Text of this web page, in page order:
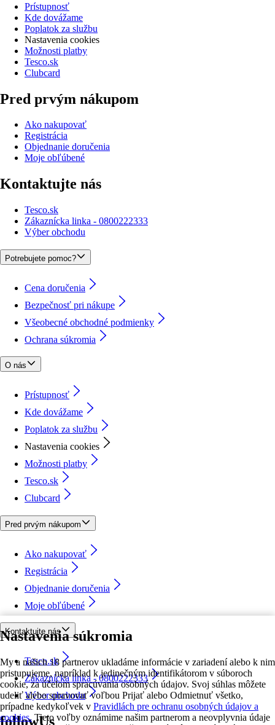
Nastavenia súkromia
My a našich 18 partnerov ukladáme informácie v zariadení alebo k nim
pristupujeme, napríklad k jedinečným identifikátorom v súboroch
cookie, za účelom spracúvania osobných údajov. Svoj súhlas môžete
udeliť alebo spravovať voľbou Prijať alebo Odmietnuť všetko,
prípadne kedykoľvek v Pravidlách pre ochranu osobných údajov a
cookies. Tieto voľby oznámime našim partnerom a neovplyvnia údaje
Prístupnosť
Kde dovážame
Poplatok za službu
Nastavenia cookies
Možnosti platby
Tesco.sk
Clubcard
Pred prvým nákupom
Ako nakupovať
Registrácia
Objednanie doručenia
Moje obľúbené
Kontaktujte nás
Tesco.sk
Zákaznícka linka - 0800222333
Výber obchodu
Potrebujete pomoc?
Cena doručenia
Bezpečnosť pri nákupe
Všeobecné obchodné podmienky
Ochrana súkromia
O nás
Prístupnosť
Kde dovážame
Poplatok za službu
Nastavenia cookies
Možnosti platby
Tesco.sk
Clubcard
Pred prvým nákupom
Ako nakupovať
Registrácia
Objednanie doručenia
Moje obľúbené
Kontaktujte nás
Tesco.sk
Zákaznícka linka - 0800222333
Výber obchodu
followUs